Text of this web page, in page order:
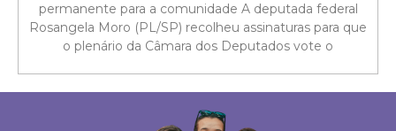
permanente para a comunidade A deputada federal
Rosangela Moro (PL/SP) recolheu assinaturas para que
o plenário da Câmara dos Deputados vote o